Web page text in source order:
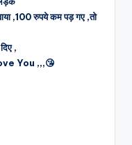
,100 रुपये कम पड़ गए ,तो
,
You ,,,😘